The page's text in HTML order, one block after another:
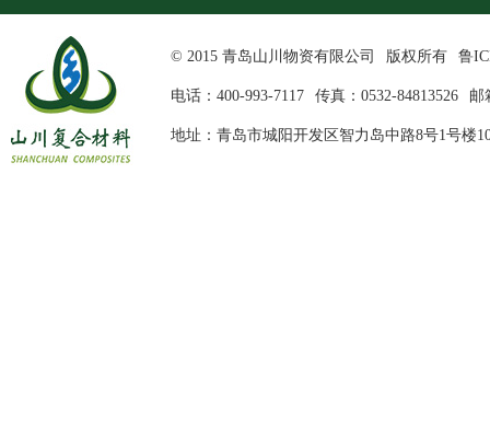
© 2015 青岛山川物资有限公司 版权所有 鲁
电话：400-993-7117 传真：0532-84813526 邮
地址：青岛市城阳开发区智力岛中路8号1号楼